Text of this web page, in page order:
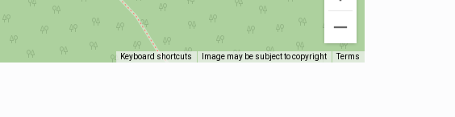
Keyboard shortcuts Image may be subject to copyright Terms